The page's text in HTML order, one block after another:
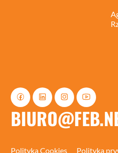
Polityka Cookies Polityka